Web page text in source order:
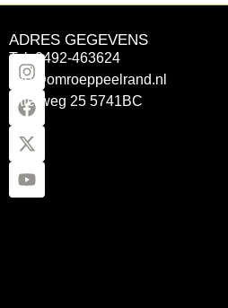
ADRES GEGEVENS
Tel: 0492-463624
info@omroeppeelrand.nl
Otterweg 25 5741BC